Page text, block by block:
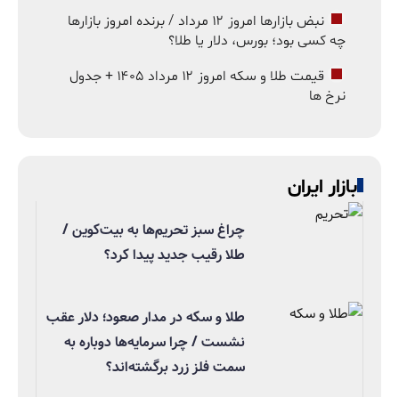
نبض بازارها امروز ۱۲ مرداد / برنده امروز بازارها
چه کسی بود؛ بورس، دلار یا طلا؟
قیمت طلا و سکه امروز ۱۲ مرداد ۱۴۰۵ + جدول
نرخ ها
بازار ایران
چراغ سبز تحریم‌ها به بیت‌کوین /
طلا رقیب جدید پیدا کرد؟
طلا و سکه در مدار صعود؛ دلار عقب
نشست / چرا سرمایه‌ها دوباره به
سمت فلز زرد برگشته‌اند؟